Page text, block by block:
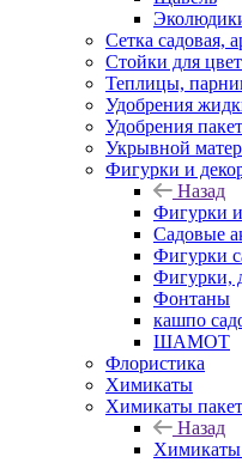
Сетка садовая,
Стойки для
Теплицы,
Удобрения
Удобрения
Укрывной
Фигурки и
Назад
Фигурки и
Садовые
Фигурки
Фигурки,
Фонтаны
кашпо
ШАМОТ
Флористика
Химикаты
Химикаты
Назад
Химикаты